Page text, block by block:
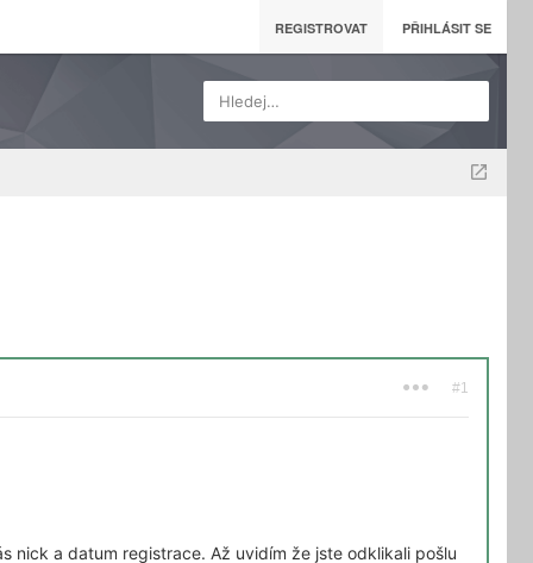
REGISTROVAT PŘIHLÁSIT SE
Hledej…
#1
nick a datum registrace. Až uvidím že jste odklikali pošlu